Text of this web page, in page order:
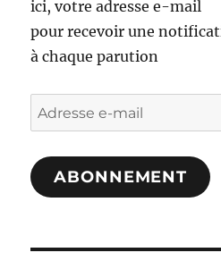
ici, votre adresse e-mail
pour recevoir une
à chaque parution
Adresse
e-
mail
ABONNEMENT